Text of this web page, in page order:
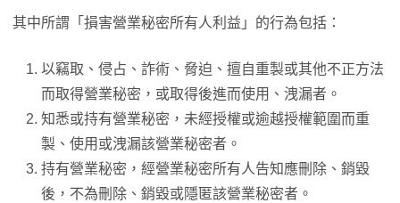
其中所謂「損害營業秘密所有人利益」的行為包括：
以竊取、侵占、詐術、脅迫、擅自重製或其他不正方法
而取得營業秘密，或取得後進而使用、洩漏者。
知悉或持有營業秘密，未經授權或逾越授權範圍而重
製、使用或洩漏該營業秘密者。
持有營業秘密，經營業秘密所有人告知應刪除、銷毀
後，不為刪除、銷毀或隱匿該營業秘密者。